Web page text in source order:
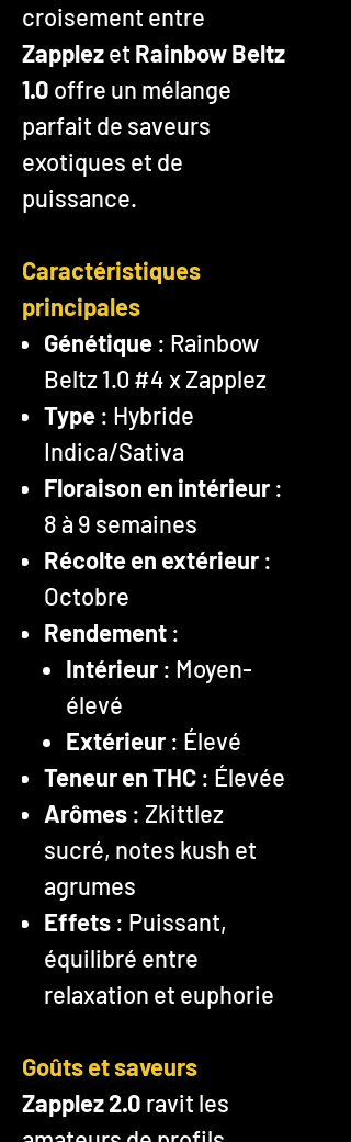
croisement entre
Zapplezet Rainbow Beltz
1.0 offre un mélange
parfait de saveurs
exotiques et de
puissance.
Caractéristiques
principales
Génétique : Rainbow
Beltz 1.0 #4 x Zapplez
Type : Hybride
Indica/Sativa
Floraison en intérieur :
8 à 9 semaines
Récolte en extérieur :
Octobre
Rendement :
Intérieur : Moyen-
élevé
Extérieur : Élevé
Teneur en THC : Élevée
Arômes : Zkittlez
sucré, notes kush et
agrumes
Effets : Puissant,
équilibré entre
relaxation et euphorie
Goûts et saveurs
Zapplez 2.0 ravit les